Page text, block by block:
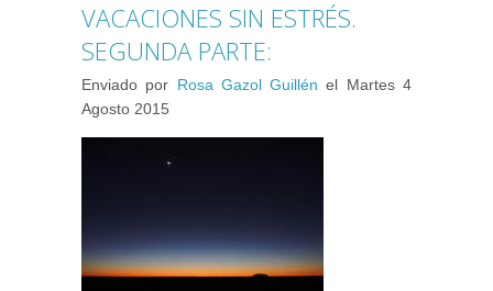
VACACIONES SIN ESTRÉS.
SEGUNDA PARTE:
Enviado por Rosa Gazol Guillén el Martes 4
Agosto 2015